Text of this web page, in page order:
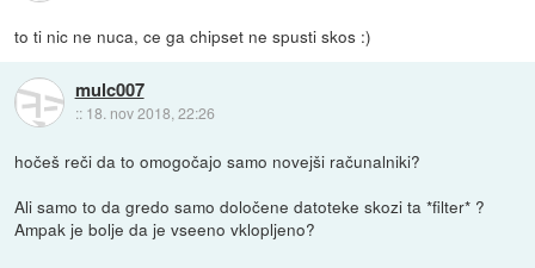
to ti nic ne nuca, ce ga chipset ne spusti skos :)
mulc007
:: 18. nov 2018, 22:26
hočeš reči da to omogočajo samo novejši računalniki?
Ali samo to da gredo samo določene datoteke skozi ta *filter* ?
Ampak je bolje da je vseeno vklopljeno?